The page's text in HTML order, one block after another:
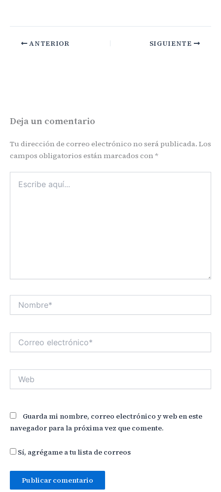
ANTERIOR SIGUIENTE
Deja un comentario
Tu dirección de correo electrónico no será publicada. Los
campos obligatorios están marcados con *
aquí...
Nombre*
electrónico*
Web
Guarda mi nombre, correo electrónico y web en este
navegador para la próxima vez que comente.
Sí, agrégame a tu lista de correos